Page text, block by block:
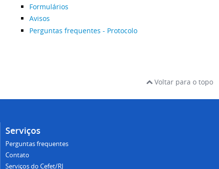
Formulários
Avisos
Perguntas frequentes - Protocolo
Voltar para o topo
Serviços
Perguntas frequentes
Contato
Serviços do Cefet/RJ